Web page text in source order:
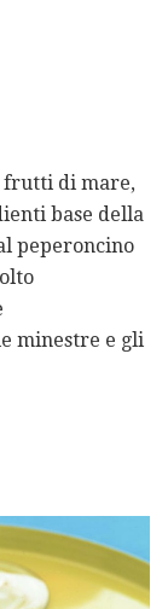
frutti di mare,
base della
peperoncino
minestre e gli